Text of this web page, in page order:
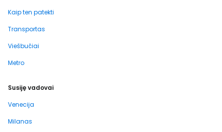
Kaip ten patekti
Transportas
Viešbučiai
Metro
Susiję vadovai
Venecija
Milanas